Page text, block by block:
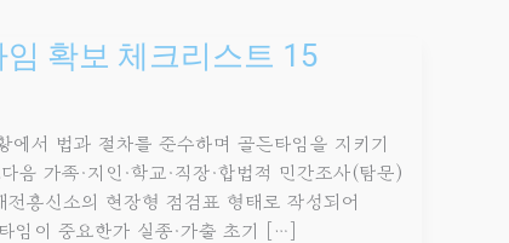
확보 체크리스트 15
서 법과 절차를 준수하며 골든타임을 지키기
가족·지인·학교·직장·합법적 민간조사(탐문)
흥신소의 현장형 점검표 형태로 작성되어
임이 중요한가 실종·가출 초기 […]